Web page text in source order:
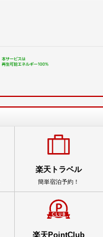
楽天トラベル
簡単宿泊予約！
楽天PointClub